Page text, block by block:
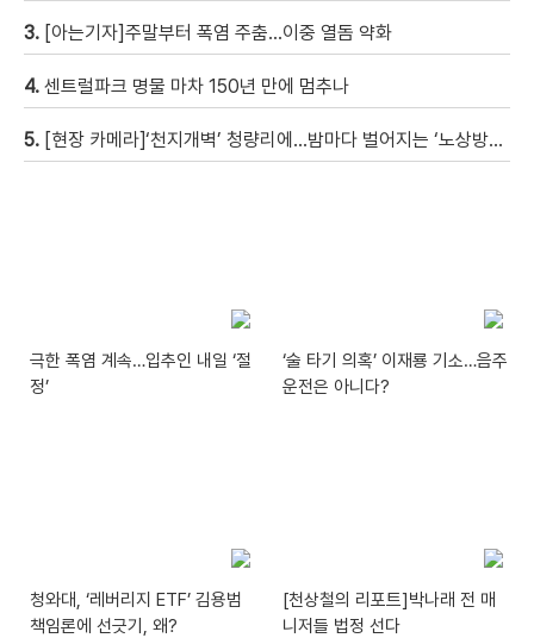
3. [아는기자]주말부터 폭염 주춤…이중 열돔 약화
4. 센트럴파크 명물 마차 150년 만에 멈추나
5. [현장 카메라]‘천지개벽’ 청량리에…밤마다 벌어지는 ‘노상방뇨 전쟁’
극한 폭염 계속…입추인 내일 ‘절
정’
‘술 타기 의혹’ 이재룡 기소…음주
운전은 아니다?
청와대, ‘레버리지 ETF’ 김용범
책임론에 선긋기, 왜?
[천상철의 리포트]박나래 전 매
니저들 법정 선다